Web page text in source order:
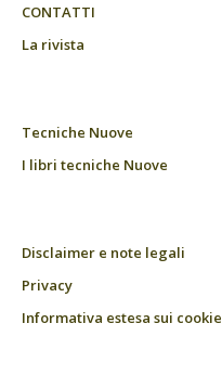
CONTATTI
La rivista
Tecniche Nuove
I libri tecniche Nuove
Disclaimer e note legali
Privacy
Informativa estesa sui cookie